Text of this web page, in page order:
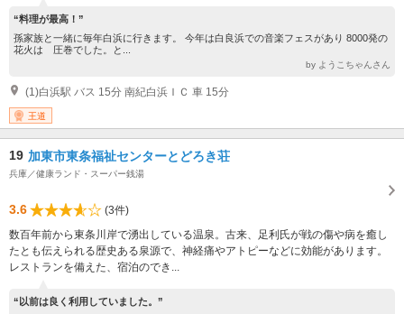
“料理が最高！”
孫家族と一緒に毎年白浜に行きます。 今年は白良浜での音楽フェスがあり 8000発の
花火は 圧巻でした。と...
by ようこちゃんさん
(1)白浜駅 バス 15分 南紀白浜ＩＣ 車 15分
王道
19 加東市東条福祉センターとどろき荘
兵庫／健康ランド・スーパー銭湯
3.6
(3件)
数百年前から東条川岸で湧出している温泉。古来、足利氏が戦の傷や病を癒し
たとも伝えられる歴史ある泉源で、神経痛やアトピーなどに効能があります。
レストランを備えた、宿泊のでき...
“以前は良く利用していました。”